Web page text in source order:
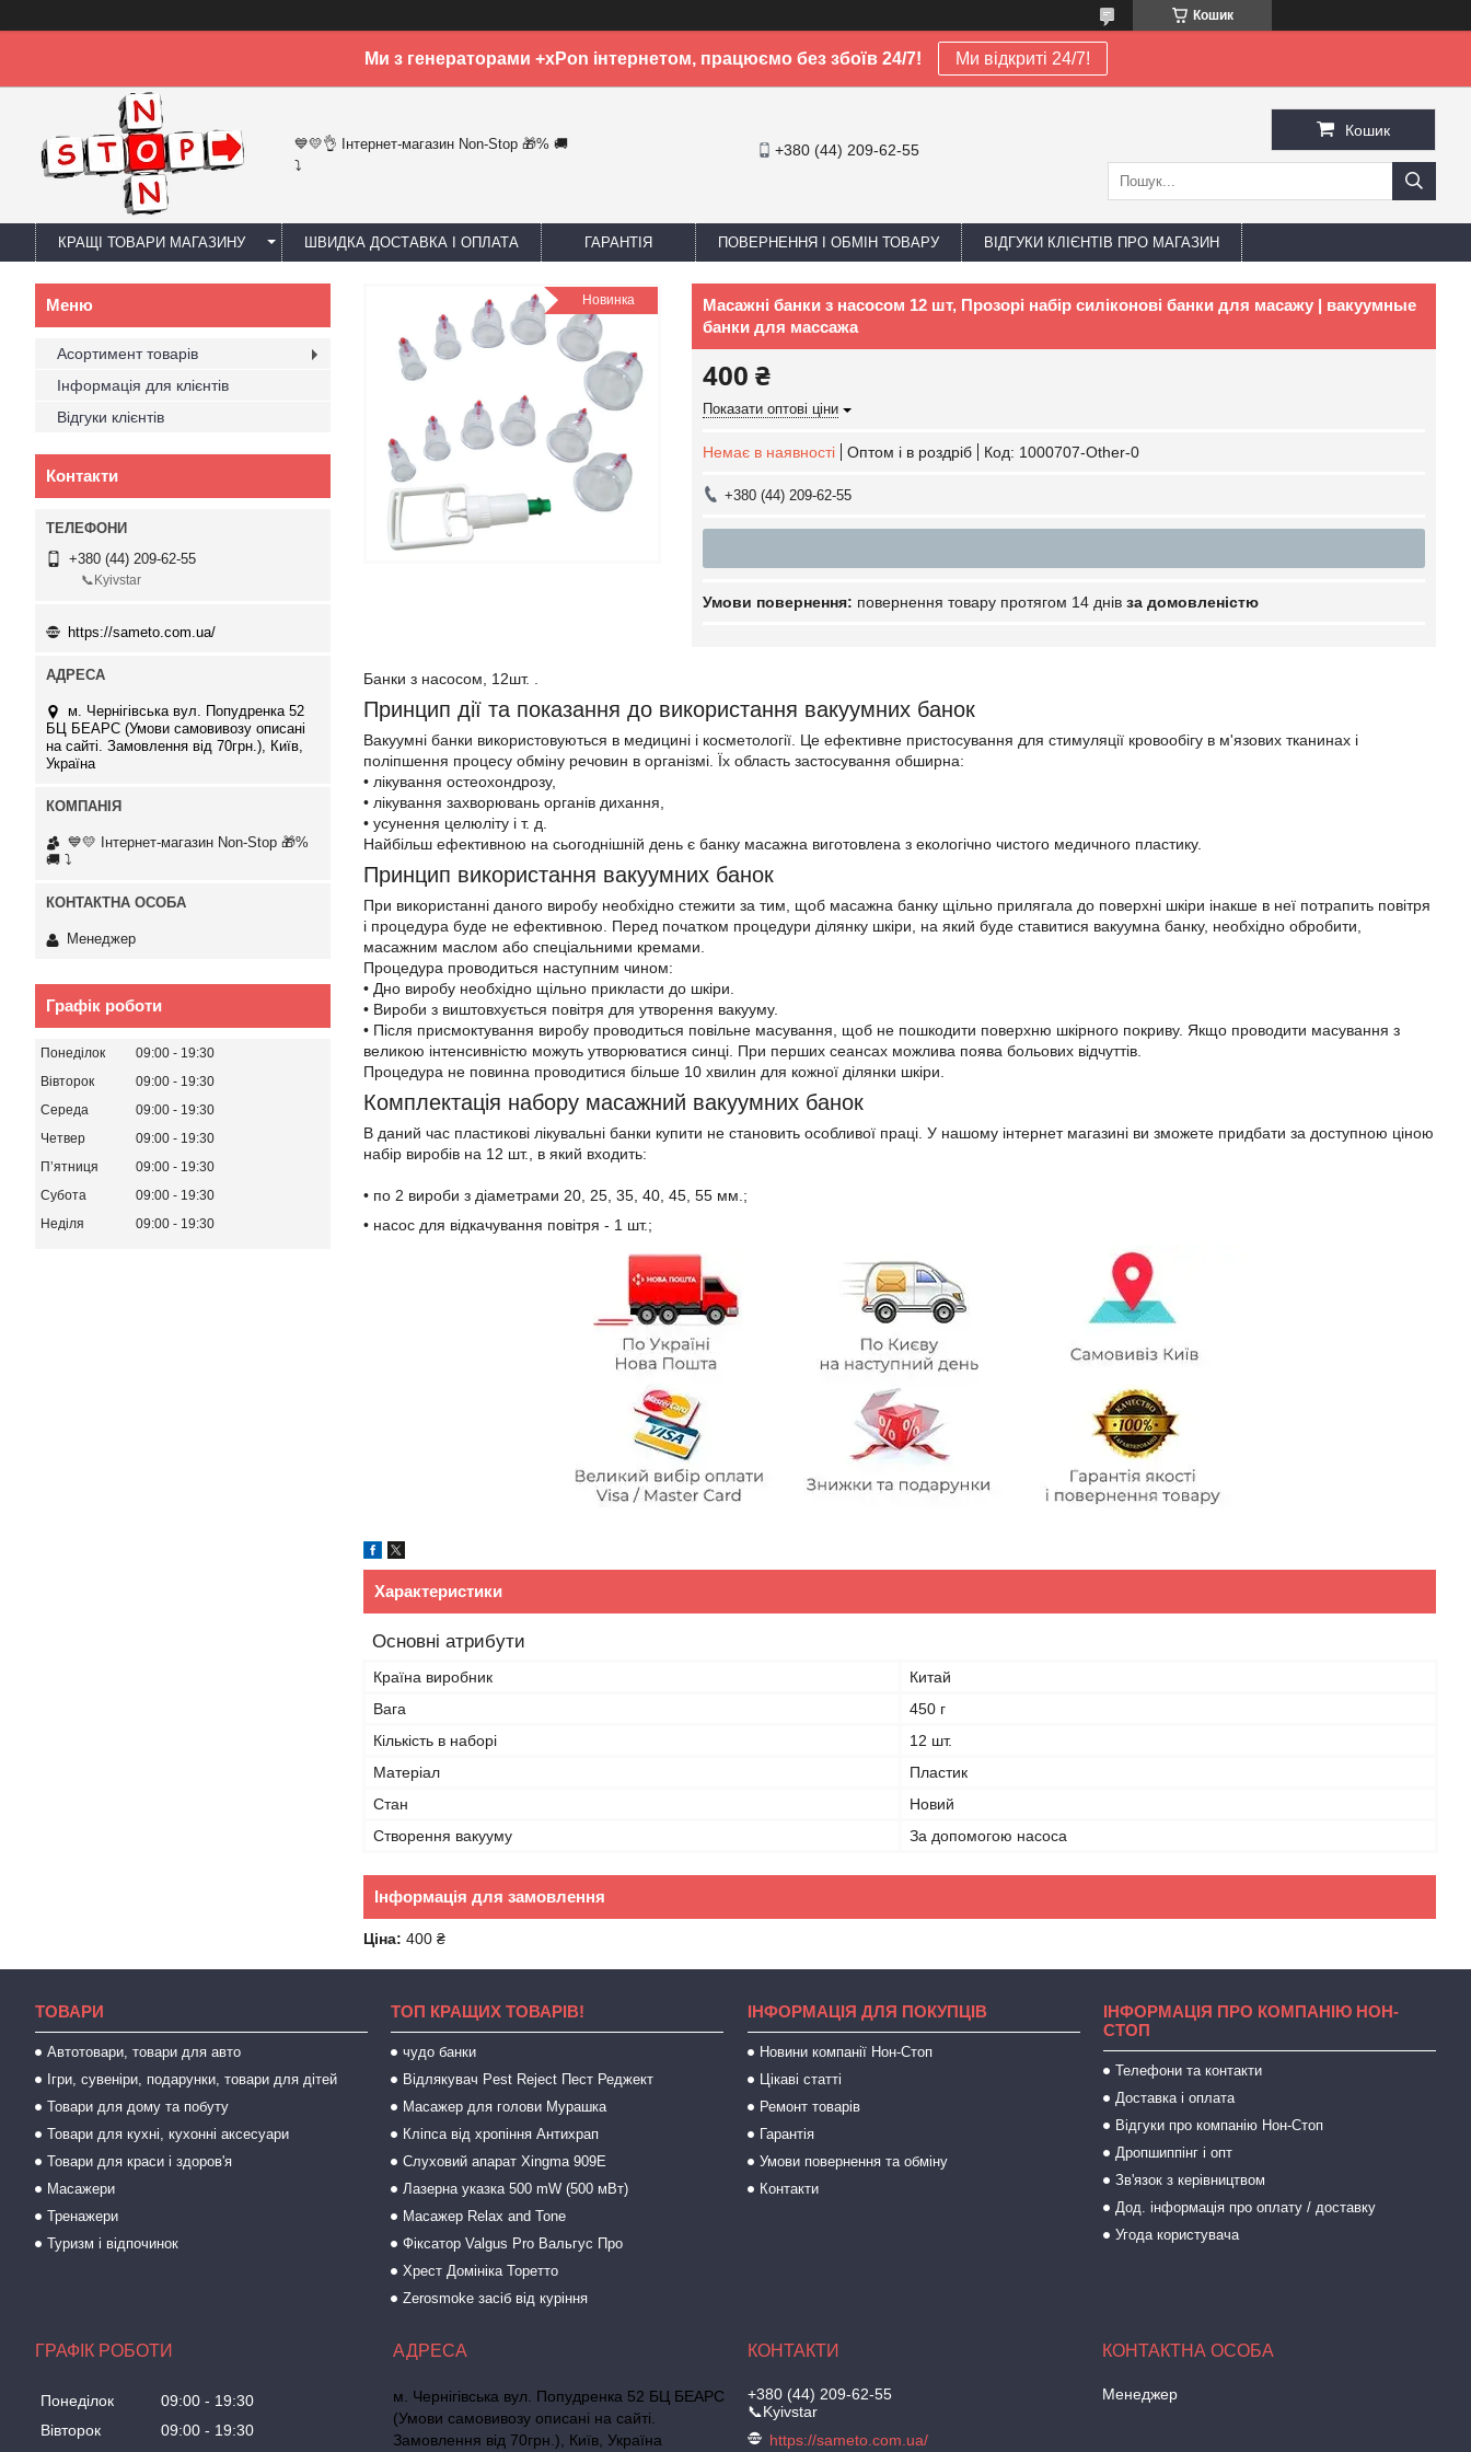
Кошик
Ми з генераторами +xPon інтернетом, працюємо без збоїв 24/7! Ми відкриті 24/7!
💙💛👌 Інтернет-магазин Non-Stop 🎁% 🚚
⤵
+380 (44) 209-62-55
Кошик
КРАЩІ ТОВАРИ МАГАЗИНУ ШВИДКА ДОСТАВКА І ОПЛАТА ГАРАНТІЯ ПОВЕРНЕННЯ І ОБМІН ТОВАРУ ВІДГУКИ КЛІЄНТІВ ПРО МАГАЗИН
Новинка
Масажні банки з насосом 12 шт, Прозорі набір силіконові банки для масажу | вакуумные
банки для массажа
400 ₴
Показати оптові ціни
Немає в наявності Оптом і в роздріб Код: 1000707-Other-0
+380 (44) 209-62-55
повернення товару протягом 14 днів за домовленістю
Банки з насосом, 12шт. .
Принцип дії та показання до використання вакуумних банок
Вакуумні банки використовуються в медицині і косметології. Це ефективне пристосування для стимуляції кровообігу в м'язових тканинах і
поліпшення процесу обміну речовин в організмі. Їх область застосування обширна:
• лікування остеохондрозу,
• лікування захворювань органів дихання,
• усунення целюліту і т. д.
Найбільш ефективною на сьогоднішній день є банку масажна виготовлена з екологічно чистого медичного пластику.
Принцип використання вакуумних банок
При використанні даного виробу необхідно стежити за тим, щоб масажна банку щільно прилягала до поверхні шкіри інакше в неї потрапить повітря
і процедура буде не ефективною. Перед початком процедури ділянку шкіри, на який буде ставитися вакуумна банку, необхідно обробити,
масажним маслом або спеціальними кремами.
Процедура проводиться наступним чином:
• Дно виробу необхідно щільно прикласти до шкіри.
• Вироби з виштовхується повітря для утворення вакууму.
• Після присмоктування виробу проводиться повільне масування, щоб не пошкодити поверхню шкірного покриву. Якщо проводити масування з
великою інтенсивністю можуть утворюватися синці. При перших сеансах можлива поява больових відчуттів.
Процедура не повинна проводитися більше 10 хвилин для кожної ділянки шкіри.
Комплектація набору масажний вакуумних банок
В даний час пластикові лікувальні банки купити не становить особливої праці. У нашому інтернет магазині ви зможете придбати за доступною ціною
набір виробів на 12 шт., в який входить:
• по 2 вироби з діаметрами 20, 25, 35, 40, 45, 55 мм.;
• насос для відкачування повітря - 1 шт.;
Характеристики
Основні атрибути
Країна виробник
Китай
Вага
450 г
Кількість в наборі
12 шт.
Матеріал
Пластик
Стан
Новий
Створення вакууму
За допомогою насоса
Інформація для замовлення
Ціна: 400 ₴
Асортимент товарів
Інформація для клієнтів
Відгуки клієнтів
Контакти
+380 (44) 209-62-55
📞Kyivstar
https://sameto.com.ua/
м. Чернігівська вул. Попудренка 52
БЦ БЕАРС (Умови самовивозу описані
на сайті. Замовлення від 70грн.), Київ,
Україна
💙💛 Інтернет-магазин Non-Stop 🎁%
🚚 ⤵
Менеджер
Графік роботи
Понеділок 09:00
19:30
Вівторок
09:00
19:30
Середа
09:00
19:30
Четвер
09:00
19:30
Пʼятниця
09:00
19:30
Субота
09:00
19:30
Неділя
09:00 19:30
ТОВАРИ
Автотовари, товари для авто
Ігри, сувеніри, подарунки, товари для дітей
Товари для дому та побуту
Товари для кухні, кухонні аксесуари
Товари для краси і здоров'я
Масажери
Тренажери
Туризм і відпочинок
ТОП КРАЩИХ ТОВАРІВ!
чудо банки
Відлякувач Pest Reject Пест Реджект
Масажер для голови Мурашка
Кліпса від хропіння Антихрап
Слуховий апарат Xingma 909Е
Лазерна указка 500 mW (500 мВт)
Масажер Relax and Tone
Фіксатор Valgus Pro Вальгус Про
Хрест Домініка Торетто
Zerosmoke засіб від куріння
ІНФОРМАЦІЯ ДЛЯ ПОКУПЦІВ
Новини компанії Нон-Стоп
Цікаві статті
Ремонт товарів
Гарантія
Умови повернення та обміну
Контакти
ІНФОРМАЦІЯ ПРО КОМПАНІЮ НОН-
СТОП
Телефони та контакти
Доставка і оплата
Відгуки про компанію Нон-Стоп
Дропшиппінг і опт
Зв'язок з керівництвом
Дод. інформація про оплату / доставку
Угода користувача
ГРАФІК РОБОТИ
Понеділок 09:00
19:30
Вівторок
09:00
19:30
м. Чернігівська вул. Попудренка 52 БЦ БЕАРС
(Умови самовивозу описані на сайті.
Замовлення від 70грн.), Київ, Україна
+380 (44) 209-62-55
📞Kyivstar
https://sameto.com.ua/
Менеджер